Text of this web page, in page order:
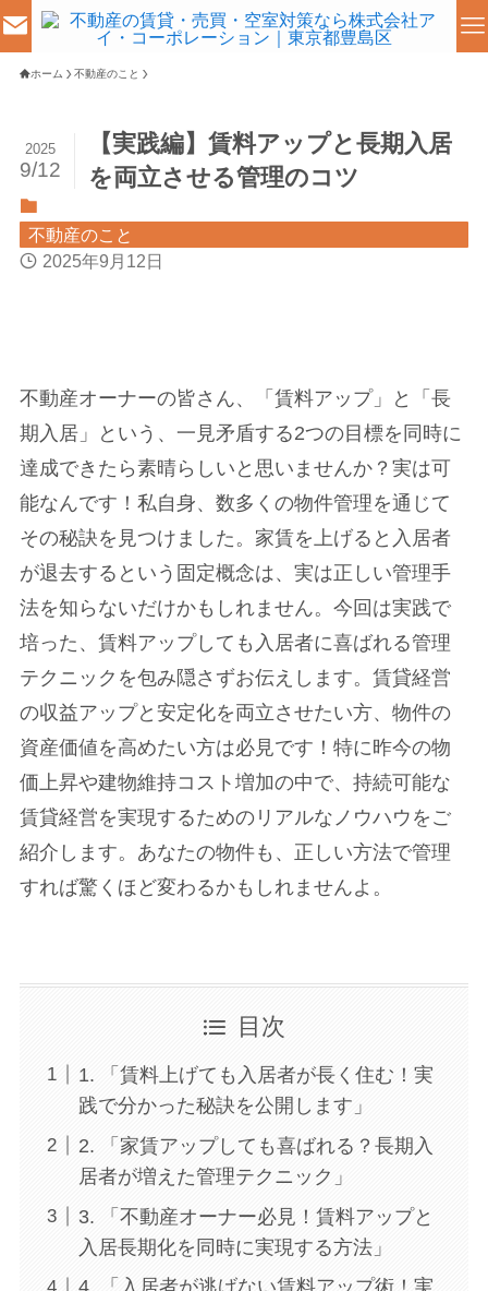
ホーム 不動産のこと
【実践編】賃料アップと長期入居
を両立させる管理のコツ
2025
9/12
不動産のこと
2025年9月12日
不動産オーナーの皆さん、「賃料アップ」と「長
期入居」という、一見矛盾する2つの目標を同時に
達成できたら素晴らしいと思いませんか？実は可
能なんです！私自身、数多くの物件管理を通じて
その秘訣を見つけました。家賃を上げると入居者
が退去するという固定概念は、実は正しい管理手
法を知らないだけかもしれません。今回は実践で
培った、賃料アップしても入居者に喜ばれる管理
テクニックを包み隠さずお伝えします。賃貸経営
の収益アップと安定化を両立させたい方、物件の
資産価値を高めたい方は必見です！特に昨今の物
価上昇や建物維持コスト増加の中で、持続可能な
賃貸経営を実現するためのリアルなノウハウをご
紹介します。あなたの物件も、正しい方法で管理
すれば驚くほど変わるかもしれませんよ。
目次
1. 「賃料上げても入居者が長く住む！実
践で分かった秘訣を公開します」
2. 「家賃アップしても喜ばれる？長期入
居者が増えた管理テクニック」
3. 「不動産オーナー必見！賃料アップと
入居長期化を同時に実現する方法」